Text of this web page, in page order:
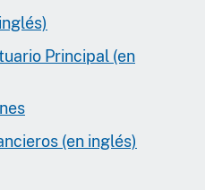
Principal (en
(en inglés)